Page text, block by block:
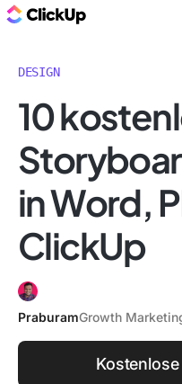
DESIGN
10
in Word,
ClickUp
PraburamGrowth